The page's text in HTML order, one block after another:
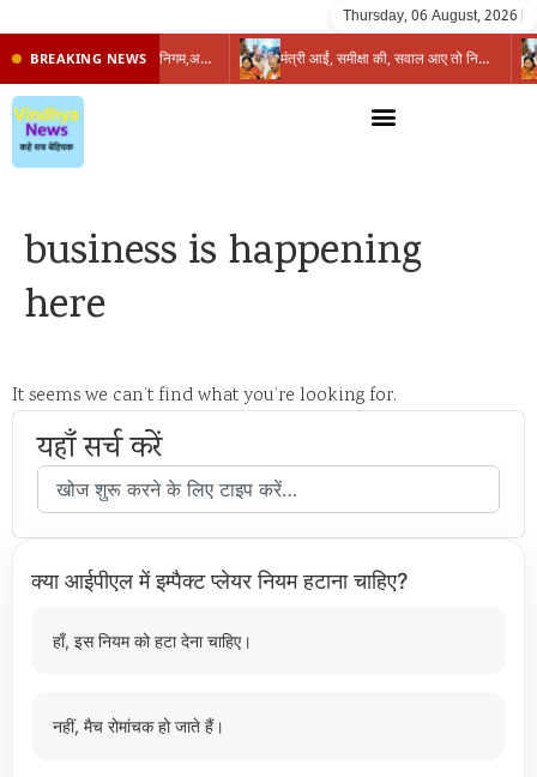
Thursday, 06 August, 2026
BREAKING NEWS प्रभारी मंत्री के निशाने पर नगर निगम,अफसरों को 10 दिन का अल्टीमेटम,नहीं होगी कार्रवाई, महापौर-आयुक्त के बीच सौहार्दहीनता पर मंत्री ने उठाए सवाल मंत्री आईं, समीक्षा की, सवाल आए तो निकल गईं – खाली जयंत चौंकीं पर नहीं दिया जवाब
business is happening
here
It seems we can’t find what you’re looking for.
यहाँ सर्च करें
क्या आईपीएल में इम्पैक्ट प्लेयर नियम हटाना चाहिए?
हाँ, इस नियम को हटा देना चाहिए।
नहीं, मैच रोमांचक हो जाते हैं।